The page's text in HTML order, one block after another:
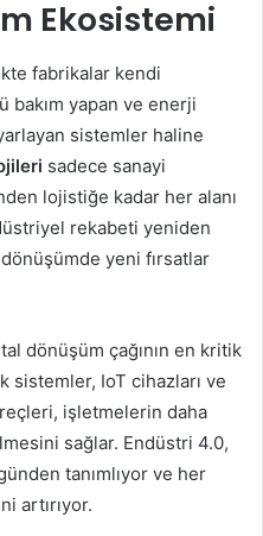
Ekosistemi
fabrikalar kendi
bakım yapan ve enerji
sistemler haline
sadece sanayi
lojistiğe kadar her alanı
rekabeti yeniden
dönüşümde yeni fırsatlar
dönüşüm çağının en kritik
IoT cihazları ve
işletmelerin daha
sağlar. Endüstri 4.0,
tanımlıyor ve her
artırıyor.